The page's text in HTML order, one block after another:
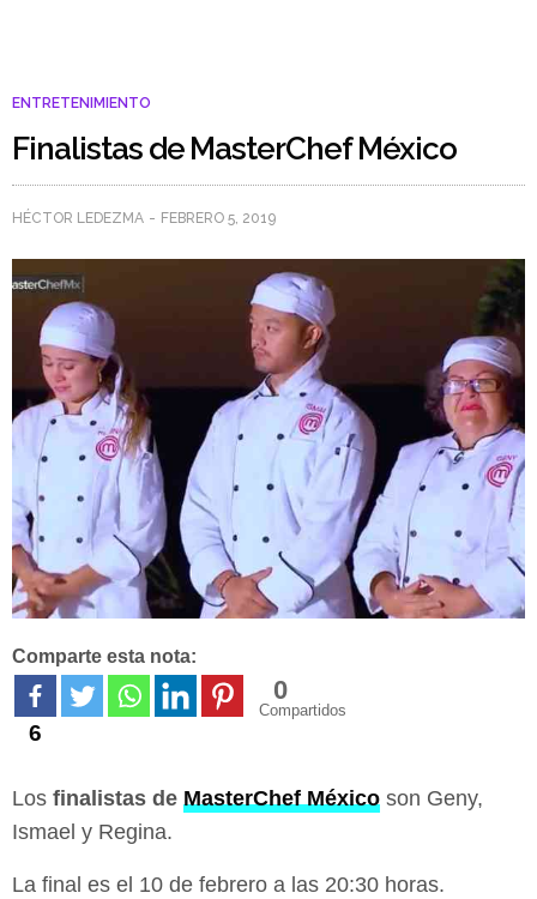
ENTRETENIMIENTO
Finalistas de MasterChef México
HÉCTOR LEDEZMA FEBRERO 5, 2019
Comparte esta nota:
6
0
Compartidos
Los finalistas de MasterChef México son Geny,
Ismael y Regina.
La final es el 10 de febrero a las 20:30 horas.